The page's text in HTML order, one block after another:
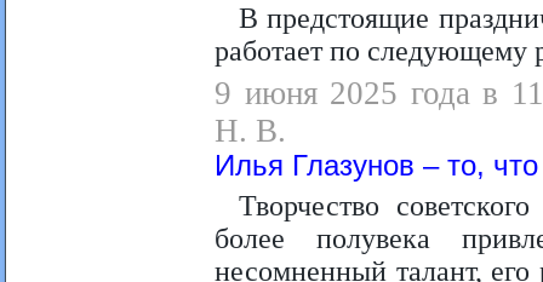
В предстоящие
работает по следующему
9 июня 2025 года в
Н. В.
Илья Глазунов – то,
Творчество
более полувека
несомненный талант, его